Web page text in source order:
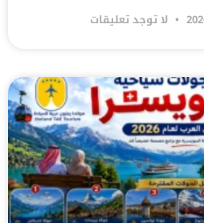
لا توجد تعليقات